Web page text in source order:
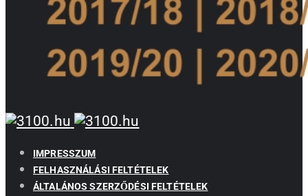
IMPRESSZUM
FELHASZNÁLÁSI FELTÉTELEK
ÁLTALÁNOS SZERZŐDÉSI FELTÉTELEK